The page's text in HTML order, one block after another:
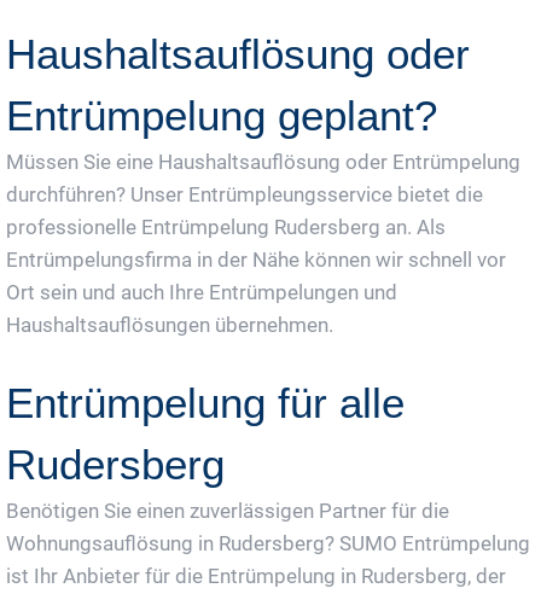
Haushaltsauflösung oder
Entrümpelung geplant?
Müssen Sie eine Haushaltsauflösung oder Entrümpelung
durchführen? Unser Entrümpleungsservice bietet die
professionelle Entrümpelung Rudersberg an. Als
Entrümpelungsfirma in der Nähe können wir schnell vor
Ort sein und auch Ihre Entrümpelungen und
Haushaltsauflösungen übernehmen.
Entrümpelung für alle
Rudersberg
Benötigen Sie einen zuverlässigen Partner für die
Wohnungsauflösung in Rudersberg? SUMO Entrümpelung
ist Ihr Anbieter für die Entrümpelung in Rudersberg, der